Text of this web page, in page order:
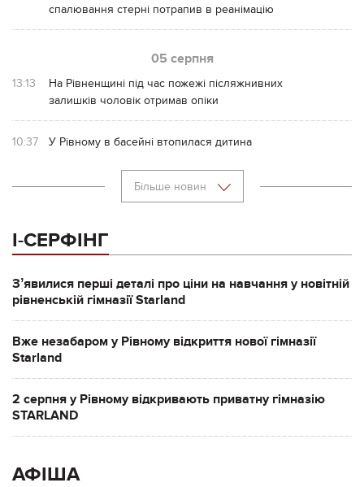
спалювання стерні потрапив в реанімацію
05 серпня
13:13
На Рівненщині під час пожежі післяжнивних
залишків чоловік отримав опіки
10:37 У Рівному в басейні втопилася дитина
Більше новин
І-СЕРФІНГ
Зʼявилися перші деталі про ціни на навчання у новітній
рівненській гімназії Starland
Вже незабаром у Рівному відкриття нової гімназії
Starland
2 серпня у Рівному відкривають приватну гімназію
STARLAND
АФІША